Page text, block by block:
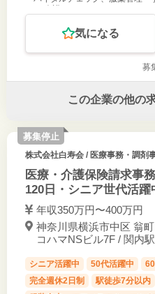
気になる
募
この企業の他の
募集停止
株式会社白寿会/ 医療事務・調剤
医療・介護保険請求事
120日・シニア世代活躍
年収350万円〜400万円
神奈川県横浜市中区 翁町
コハマNSビル7F / 関内
シニア活躍中 50代活躍中
完全週休2日制
駅徒歩7分以内